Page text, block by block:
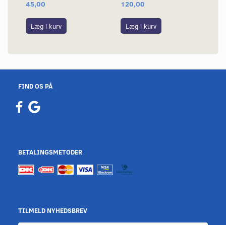
45,00
Læg i kurv
120,00
Læg i kurv
FIND OS PÅ
BETALINGSMETODER
TILMELD NYHEDSBREV